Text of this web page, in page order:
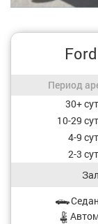
Период аренды /
Период
Стоимость, в
30+
10-29
4-9
2-3
Характеристики авто
Седан